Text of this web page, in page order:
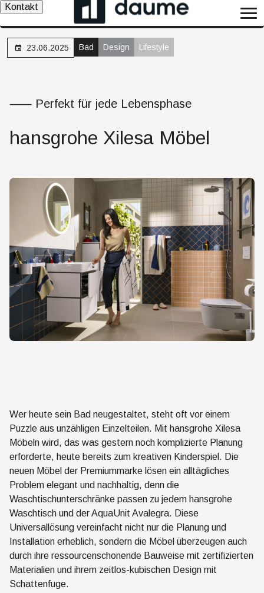
Kontakt
23.06.2025 Bad Design Lifestyle
⸺ Perfekt für jede Lebensphase
hansgrohe Xilesa Möbel
Wer heute sein Bad neugestaltet, steht oft vor einem
Puzzle aus unzähligen Einzelteilen. Mit hansgrohe Xilesa
Möbeln wird, das was gestern noch komplizierte Planung
erforderte, heute bereits zum kreativen Kinderspiel. Die
neuen Möbel der Premiummarke lösen ein alltägliches
Problem elegant und nachhaltig, denn die
Waschtischunterschränke passen zu jedem hansgrohe
Waschtisch und der AquaUnit Avalegra. Diese
Universallösung vereinfacht nicht nur die Planung und
Installation erheblich, sondern die Möbel überzeugen auch
durch ihre ressourcenschonende Bauweise mit zertifizierten
Materialien und ihrem zeitlos-kubischen Design mit
Schattenfuge.